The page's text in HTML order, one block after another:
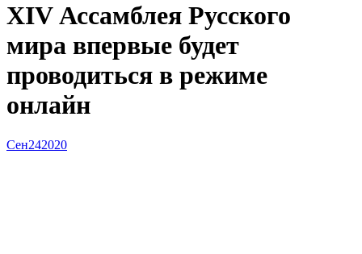
XIV Ассамблея Русского
мира впервые будет
проводиться в режиме
онлайн
Сен242020